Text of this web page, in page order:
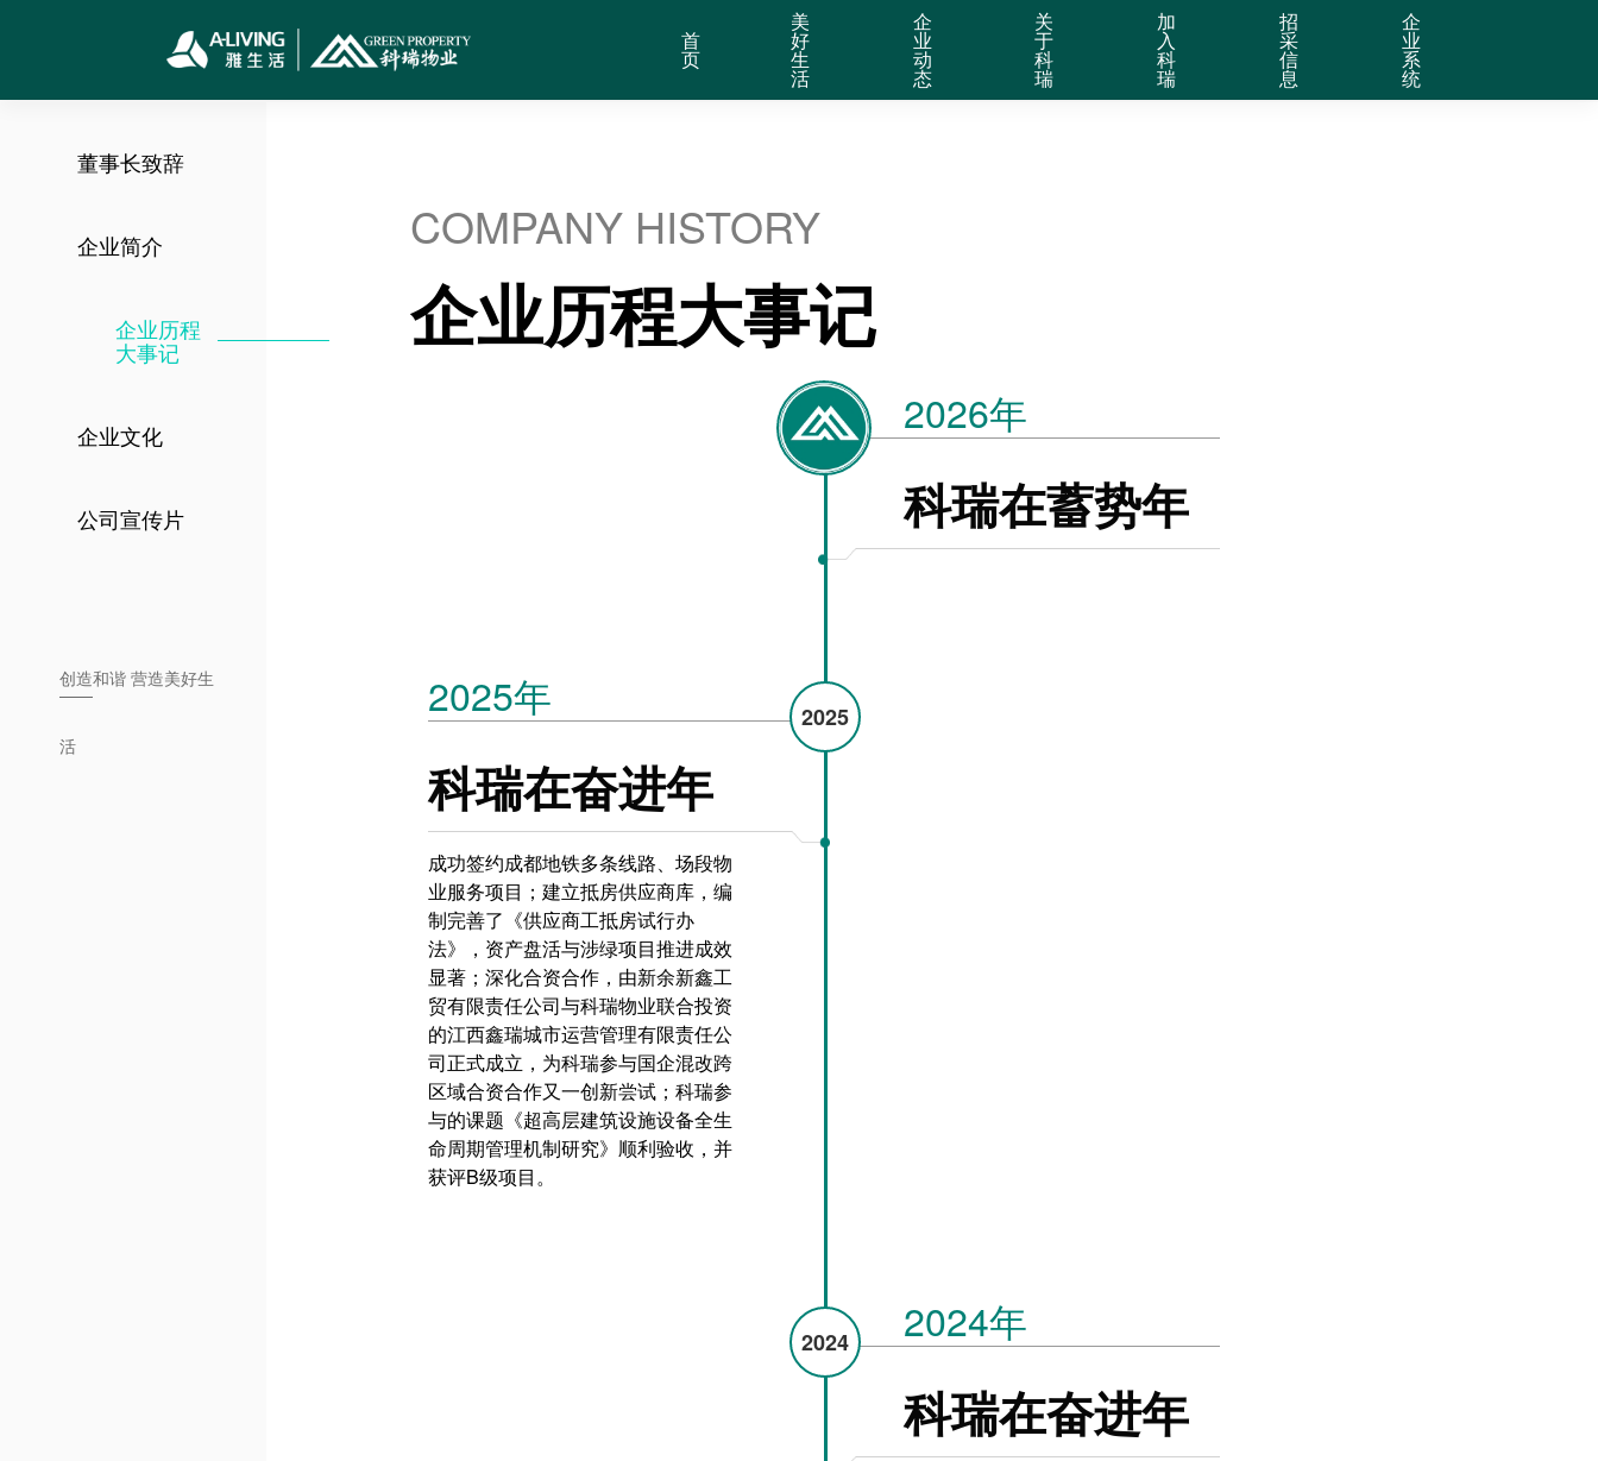
首
页
美
好
生
活
企
业
动
态
关
于
科
瑞
加
入
科
瑞
招
采
信
息
企
业
系
统
董事长致辞
企业简介
企业历程
大事记
企业文化
公司宣传片
创造和谐 营造美好生
活
COMPANY HISTORY
企业历程大事记
2026年
科瑞在蓄势年
2025
2025年
科瑞在奋进年
成功签约成都地铁多条线路、场段物
业服务项目；建立抵房供应商库，编
制完善了《供应商工抵房试行办
法》，资产盘活与涉绿项目推进成效
显著；深化合资合作，由新余新鑫工
贸有限责任公司与科瑞物业联合投资
的江西鑫瑞城市运营管理有限责任公
司正式成立，为科瑞参与国企混改跨
区域合资合作又一创新尝试；科瑞参
与的课题《超高层建筑设施设备全生
命周期管理机制研究》顺利验收，并
获评B级项目。
2024 2024年
科瑞在奋进年